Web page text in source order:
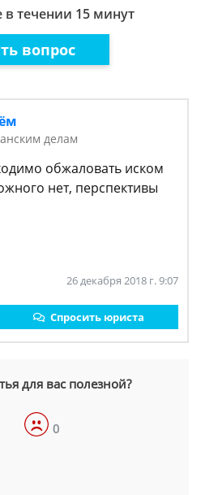
в течении 15 минут
вопрос
делам
обжаловать иском
нет, перспективы
26 декабря 2018 г. 9:07
Спросить юриста
для вас полезной?
0